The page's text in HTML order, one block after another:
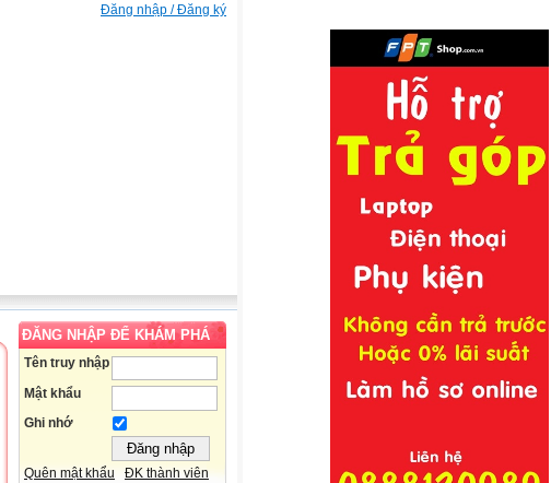
Đăng nhập / Đăng ký
ĐĂNG NHẬP ĐỂ KHÁM PHÁ
Tên truy nhập
Mật khẩu
Ghi nhớ
Quên mật khẩu ĐK thành viên